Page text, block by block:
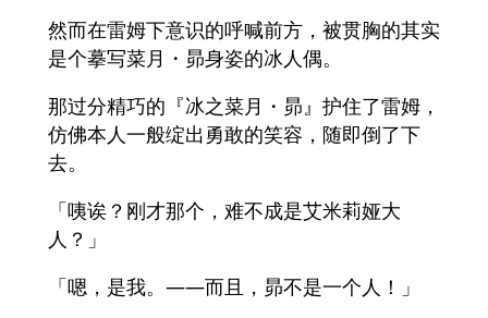
然而在雷姆下意识的呼喊前方，被贯胸的其实
是个摹写菜月・昴身姿的冰人偶。
那过分精巧的『冰之菜月・昴』护住了雷姆，
仿佛本人一般绽出勇敢的笑容，随即倒了下
去。
「咦诶？刚才那个，难不成是艾米莉娅大
人？」
「嗯，是我。——而且，昴不是一个人！」